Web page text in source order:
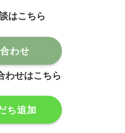
はこちら
わせ
わせはこちら
ち追加